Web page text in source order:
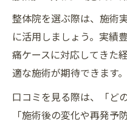
整体院を選ぶ際は、施術
に活用しましょう。実績
痛ケースに対応してきた
適な施術が期待できます。
口コミを見る際は、「ど
「施術後の変化や再発